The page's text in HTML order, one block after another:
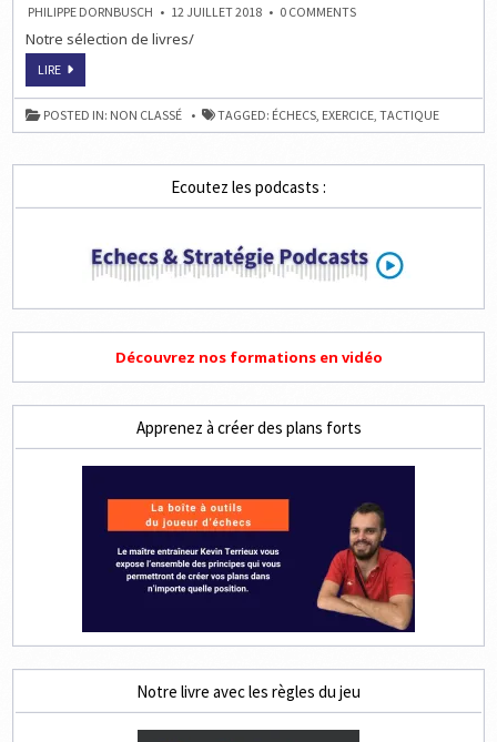
PHILIPPE DORNBUSCH 12 JUILLET 2018 0 COMMENTSON
COUPS
AVEC
LES
Notre sélection de livres/
LIREÉCHECS
BLACKBURNE
MATE
EN
4
AVEC
POSTED IN: NON CLASSÉ TAGGED: ÉCHECS EXERCICE ,TACTIQUE
Ecoutez les podcasts :
Découvrez nos formations en vidéo
Apprenez à créer des plans forts
Notre livre avec les règles du jeu